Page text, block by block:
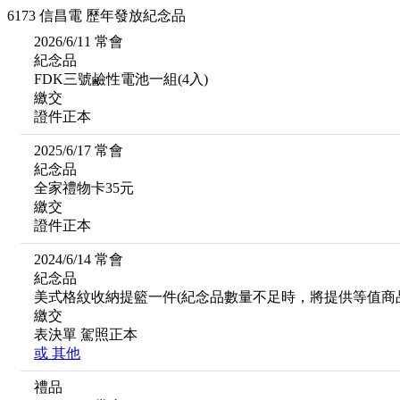
6173 信昌電 歷年發放紀念品
2026/6/11 常會
紀念品
FDK三號鹼性電池一組(4入)
繳交
證件正本
2025/6/17 常會
紀念品
全家禮物卡35元
繳交
證件正本
2024/6/14 常會
紀念品
美式格紋收納提籃一件(紀念品數量不足時，將提供等值商
繳交
表決單 駕照正本
或 其他
禮品